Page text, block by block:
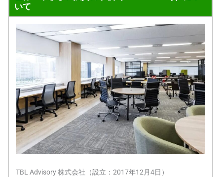
いて
TBL Advisory 株式会社（設立：2017年12月4日）